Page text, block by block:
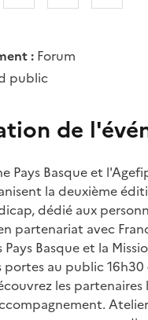
: Forum
public
de
Pays Basque et
la deuxième
dédié aux
partenariat avec
Basque et la
au public 16h30
les partenaires